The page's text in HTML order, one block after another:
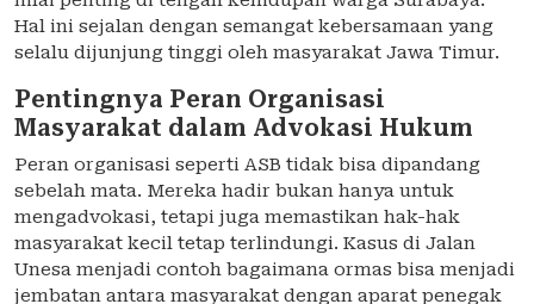
Hal ini sejalan dengan semangat kebersamaan yang
selalu dijunjung tinggi oleh masyarakat Jawa Timur.
Pentingnya Peran Organisasi
Masyarakat dalam Advokasi Hukum
Peran organisasi seperti ASB tidak bisa dipandang
sebelah mata. Mereka hadir bukan hanya untuk
mengadvokasi, tetapi juga memastikan hak-hak
masyarakat kecil tetap terlindungi. Kasus di Jalan
Unesa menjadi contoh bagaimana ormas bisa menjadi
jembatan antara masyarakat dengan aparat penegak